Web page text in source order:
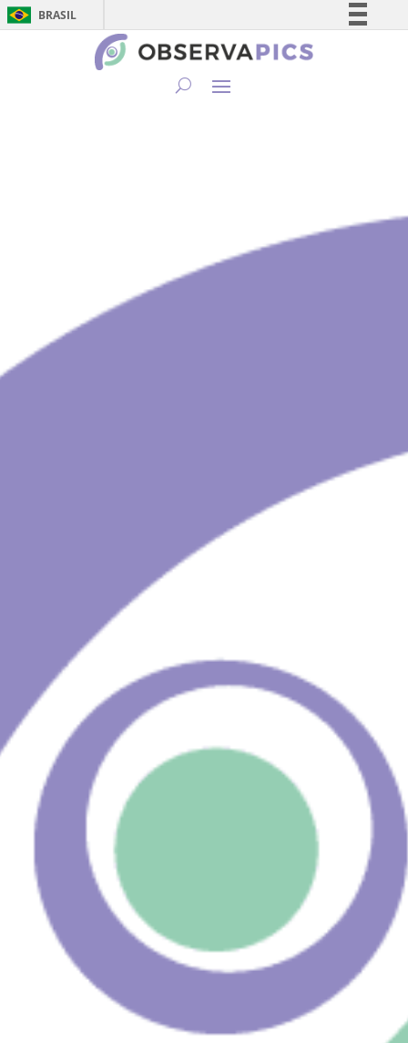
BRASIL
Simplifique!